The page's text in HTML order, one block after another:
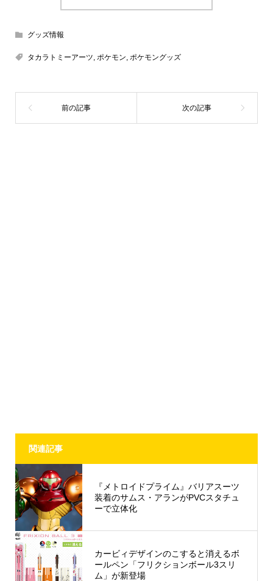
グッズ情報
タカラトミーアーツ ポケモン ポケモングッズ
関連記事
『メトロイドプライム』バリアスーツ
装着のサムス・アランがPVCスタチュ
ーで立体化
カービィデザインのこすると消えるボ
ールペン「フリクションボール3スリ
ム」が新登場